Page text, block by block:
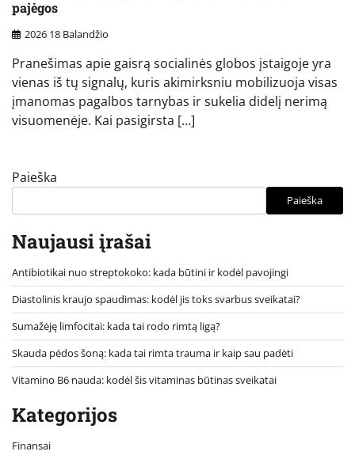
pajėgos
2026 18 Balandžio
Pranešimas apie gaisrą socialinės globos įstaigoje yra
vienas iš tų signalų, kuris akimirksniu mobilizuoja visas
įmanomas pagalbos tarnybas ir sukelia didelį nerimą
visuomenėje. Kai pasigirsta […]
Paieška
Paieška
Naujausi įrašai
Antibiotikai nuo streptokoko: kada būtini ir kodėl pavojingi
Diastolinis kraujo spaudimas: kodėl jis toks svarbus sveikatai?
Sumažėję limfocitai: kada tai rodo rimtą ligą?
Skauda pėdos šoną: kada tai rimta trauma ir kaip sau padėti
Vitamino B6 nauda: kodėl šis vitaminas būtinas sveikatai
Kategorijos
Finansai